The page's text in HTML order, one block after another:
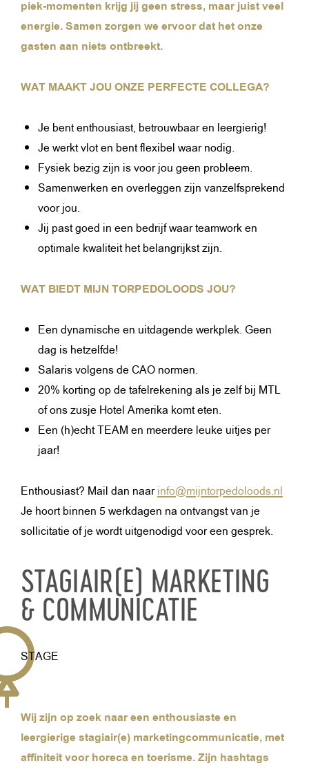
piek-momenten krijg jij geen stress, maar juist veel
energie. Samen zorgen we ervoor dat het onze
gasten aan niets ontbreekt.
WAT MAAKT JOU ONZE PERFECTE COLLEGA?
Je bent enthousiast, betrouwbaar en leergierig!
Je werkt vlot en bent flexibel waar nodig.
Fysiek bezig zijn is voor jou geen probleem.
Samenwerken en overleggen zijn vanzelfsprekend
voor jou.
Jij past goed in een bedrijf waar teamwork en
optimale kwaliteit het belangrijkst zijn.
WAT BIEDT MIJN TORPEDOLOODS JOU?
Een dynamische en uitdagende werkplek. Geen
dag is hetzelfde!
Salaris volgens de CAO normen.
20% korting op de tafelrekening als je zelf bij MTL
of ons zusje Hotel Amerika komt eten.
Een (h)echt TEAM en meerdere leuke uitjes per
jaar!
Enthousiast? Mail dan naarinfo@mijntorpedoloods.nl
Je hoort binnen 5 werkdagen na ontvangst van je
sollicitatie of je wordt uitgenodigd voor een gesprek.
STAGIAIR(E) MARKETING
& COMMUNICATIE
STAGE
Wij zijn op zoek naar een enthousiaste en
leergierige stagiair(e) marketingcommunicatie, met
affiniteit voor horeca en toerisme. Zijn hashtags